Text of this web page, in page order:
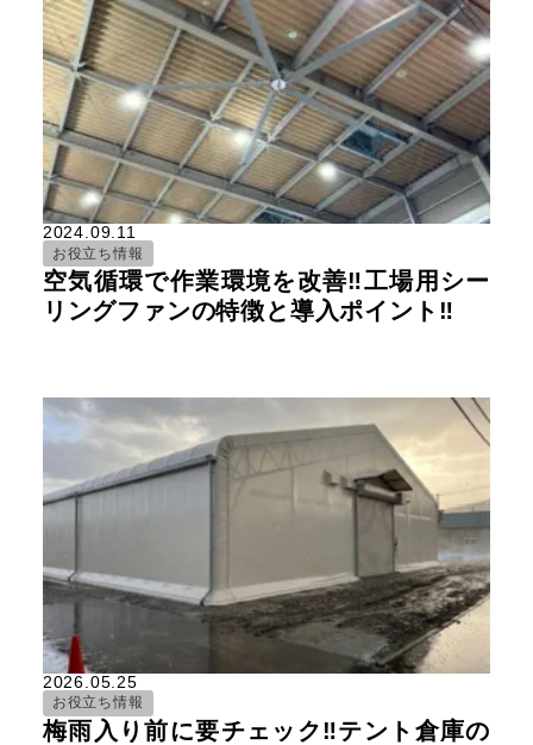
2024.09.11
お役立ち情報
空気循環で作業環境を改善‼工場用シー
リングファンの特徴と導入ポイント‼
2026.05.25
お役立ち情報
梅雨入り前に要チェック‼テント倉庫の